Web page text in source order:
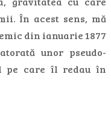
În acest sens, mă
din ianuarie 1877
unor pseudo-
pe care îl redau în